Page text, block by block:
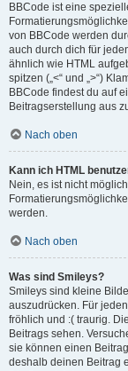
BBCode ist eine
von BBCode werden
auch durch dich für
ähnlich wie HTML
spitzen („<“ und „>“)
BBCode findest du auf
Beitragserstellung aus
Nach oben
Kann ich HTML
Nein, es ist nicht
werden.
Nach oben
Was sind Smileys?
Smileys sind kleine
auszudrücken. Für
fröhlich und :( traurig.
Beitrags sehen.
sie können einen
deshalb deinen Beitrag